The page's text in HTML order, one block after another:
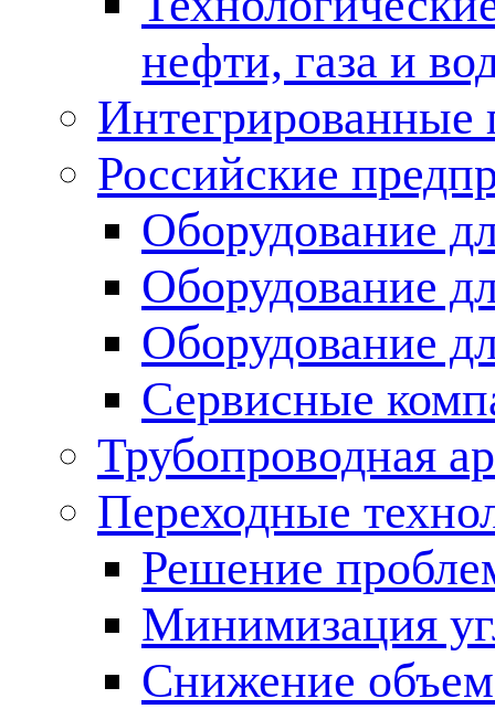
нефти, газа и
Российские
Оборудование
Оборудование
Оборудование
Сервисные
Трубопроводная
Переходные
Решение
Минимизация
Снижение